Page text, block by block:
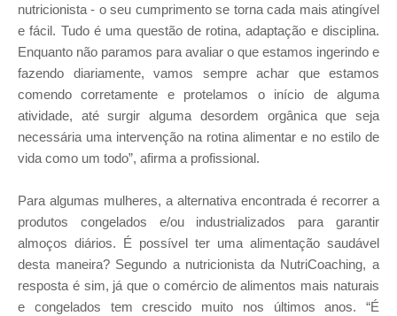
nutricionista - o seu cumprimento se torna cada mais atingível
e fácil. Tudo é uma questão de rotina, adaptação e disciplina.
Enquanto não paramos para avaliar o que estamos ingerindo e
fazendo diariamente, vamos sempre achar que estamos
comendo corretamente e protelamos o início de alguma
atividade, até surgir alguma desordem orgânica que seja
necessária uma intervenção na rotina alimentar e no estilo de
vida como um todo”, afirma a profissional.
Para algumas mulheres, a alternativa encontrada é recorrer a
produtos congelados e/ou industrializados para garantir
almoços diários. É possível ter uma alimentação saudável
desta maneira? Segundo a nutricionista da NutriCoaching, a
resposta é sim, já que o comércio de alimentos mais naturais
e congelados tem crescido muito nos últimos anos. “É